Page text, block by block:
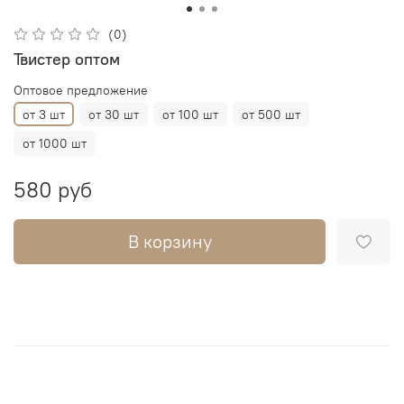
(0)
Твистер оптом
Оптовое предложение
от 3 шт
от 30 шт от 100 шт
от 500 шт
от 1000 шт
580 руб
В корзину